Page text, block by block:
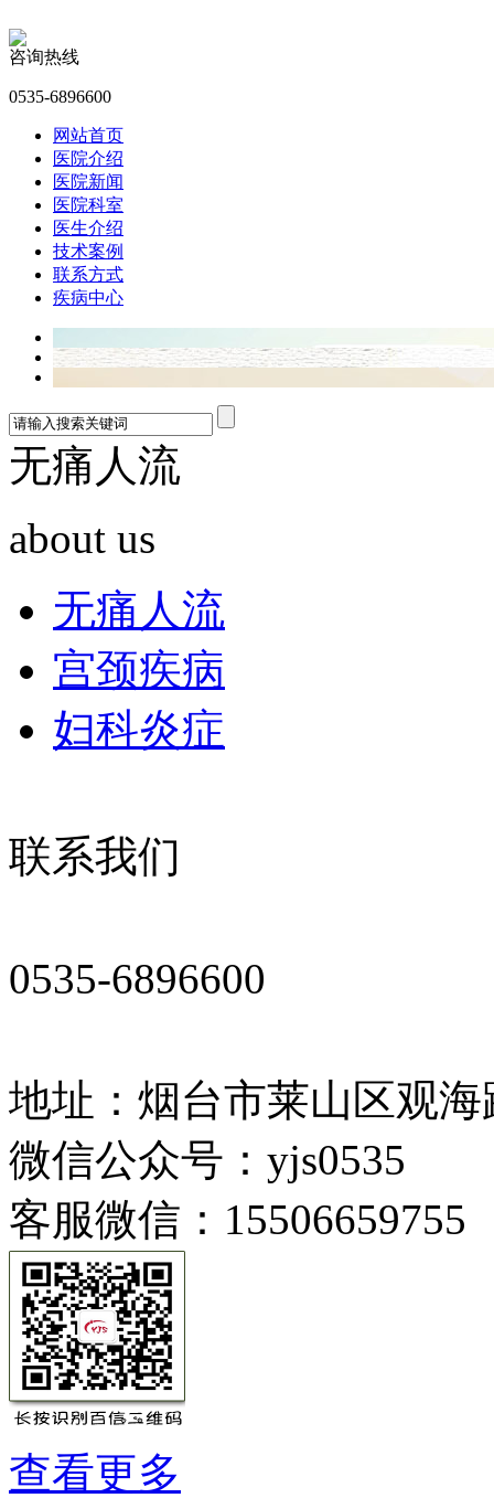
咨询热线
0535-6896600
网站首页
医院介绍
医院新闻
医院科室
医生介绍
技术案例
联系方式
疾病中心
无痛人流
about us
无痛人流
宫颈疾病
妇科炎症
联系我们
0535-6896600
地址：烟台市莱山区观海
微信公众号：yjs0535
客服微信：15506659755
查看更多